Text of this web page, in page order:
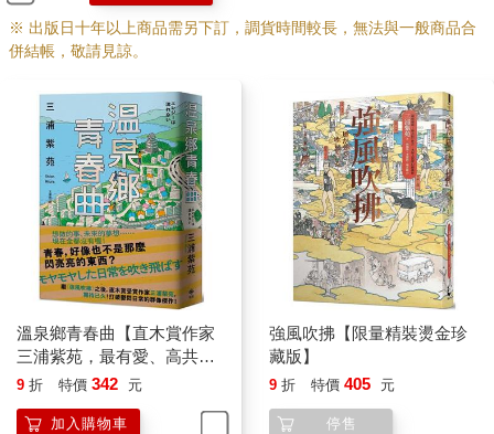
※ 出版日十年以上商品需另下訂，調貨時間較長，無法與一般商品合
併結帳，敬請見諒。
溫泉鄉青春曲【直木賞作家
三浦紫苑，最有愛、高共鳴
度的長篇新作】
9 折 特價 342 元
加入購物車
強風吹拂【限量精裝燙金珍
藏版】
9 折 特價 405 元
停售